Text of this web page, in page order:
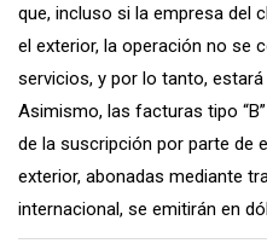
que, incluso si la empresa del
el exterior, la operación no se
servicios, y por lo tanto,
Asimismo, las facturas tipo
de la suscripción por parte de
exterior, abonadas mediante
internacional, se emitirán en